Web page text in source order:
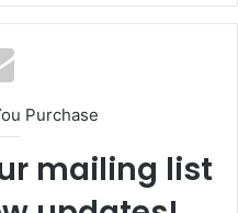
Purchase
mailing list